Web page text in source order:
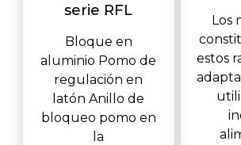
serie RFL
Bloque en
aluminio Pomo de
regulación en
latón Anillo de
bloqueo pomo en
la
Los
estos